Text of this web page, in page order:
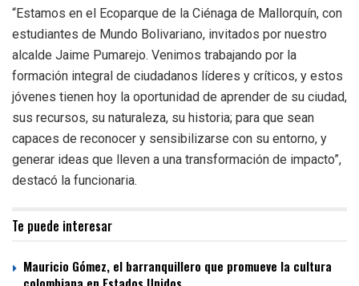
“Estamos en el Ecoparque de la Ciénaga de Mallorquín, con
estudiantes de Mundo Bolivariano, invitados por nuestro
alcalde Jaime Pumarejo. Venimos trabajando por la
formación integral de ciudadanos líderes y críticos, y estos
jóvenes tienen hoy la oportunidad de aprender de su ciudad,
sus recursos, su naturaleza, su historia; para que sean
capaces de reconocer y sensibilizarse con su entorno, y
generar ideas que lleven a una transformación de impacto”,
destacó la funcionaria.
Te puede interesar
Mauricio Gómez, el barranquillero que promueve la cultura